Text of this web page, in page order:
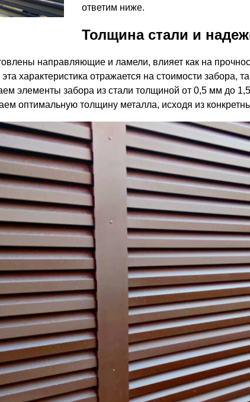
заборы
ключ
заборов-лего "сделай сам"
заборы
ВСЕ ДЛЯ
Панели для
ответим ниже.
Толщина стали и
направляющие и ламели, влияет как на
характеристика отражается на стоимости забора,
элементы забора из стали толщиной от 0,5 мм до
оптимальную толщину металла, исходя из